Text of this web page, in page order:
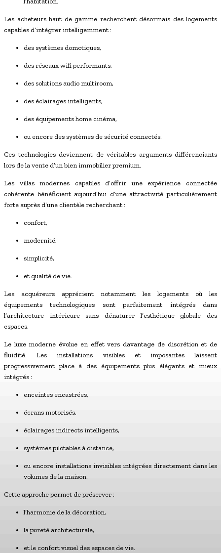
Les acheteurs haut de gamme recherchent désormais des logements
capables d’intégrer intelligemment :
des systèmes domotiques,
des réseaux wifi performants,
des solutions audio multiroom,
des éclairages intelligents,
des équipements home cinéma,
ou encore des systèmes de sécurité connectés.
Ces technologies deviennent de véritables arguments différenciants
lors de la vente d’un bien immobilier premium.
Les villas modernes capables d’offrir une expérience connectée
cohérente bénéficient aujourd’hui d’une attractivité particulièrement
forte auprès d’une clientèle recherchant :
confort,
modernité,
simplicité,
et qualité de vie.
Les acquéreurs apprécient notamment les logements où les
équipements technologiques sont parfaitement intégrés dans
l’architecture intérieure sans dénaturer l’esthétique globale des
espaces.
Le luxe moderne évolue en effet vers davantage de discrétion et de
fluidité. Les installations visibles et imposantes laissent
progressivement place à des équipements plus élégants et mieux
intégrés :
enceintes encastrées,
écrans motorisés,
éclairages indirects intelligents,
systèmes pilotables à distance,
ou encore installations invisibles intégrées directement dans les
volumes de la maison.
Cette approche permet de préserver :
l’harmonie de la décoration,
la pureté architecturale,
et le confort visuel des espaces de vie.